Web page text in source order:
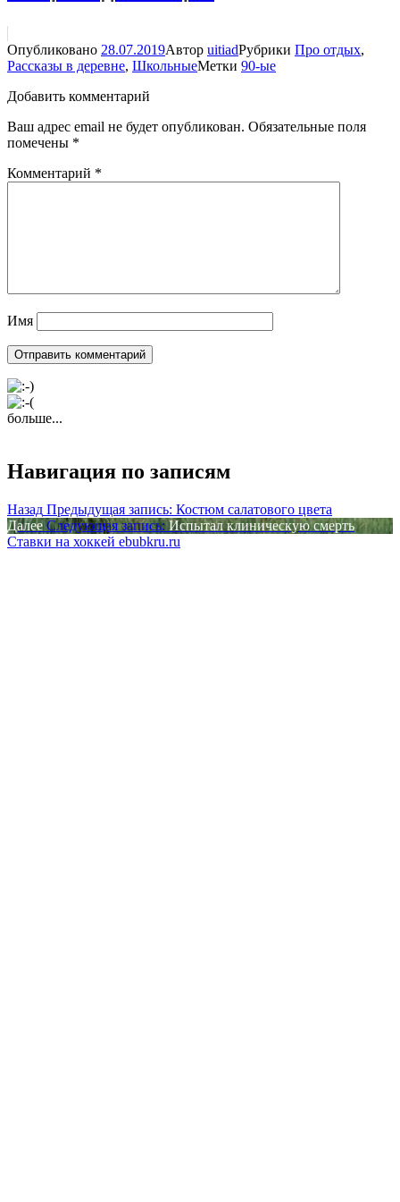
Опубликовано 28.07.2019Автор uitiadРубрики Про отдых,
Рассказы в деревне, ШкольныеМетки 90-ые
Добавить комментарий
Ваш адрес email не будет опубликован. Обязательные поля
помечены *
Комментарий *
Имя
больше...
Навигация по записям
Назад Предыдущая запись: Костюм салатового цвета
Далее Следующая запись: Испытал клиническую смерть
Ставки на хоккей ebubkru.ru